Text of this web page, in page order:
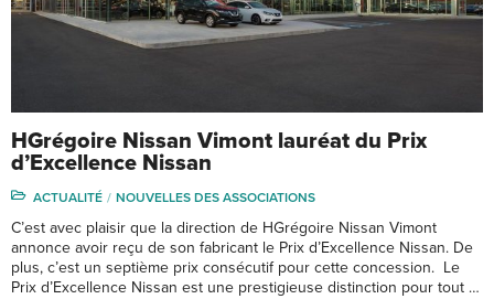
HGrégoire Nissan Vimont lauréat du Prix
d’Excellence Nissan
ACTUALITÉ NOUVELLES DES ASSOCIATIONS
C’est avec plaisir que la direction de HGrégoire Nissan Vimont
annonce avoir reçu de son fabricant le Prix d’Excellence Nissan. De
plus, c’est un septième prix consécutif pour cette concession. Le
Prix d’Excellence Nissan est une prestigieuse distinction pour tout …